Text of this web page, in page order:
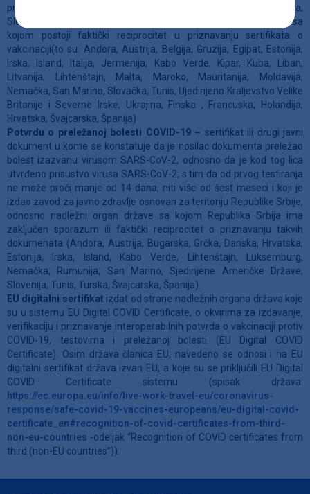
priznavanju vakcinacije (to su: Grčka, Mađarska, Rumunija,
Slovenija*, Turska, Ujedinjeni Arapski Emirati, Češka, Indija) ili sa
kojom postoji faktički reciprocitet u priznavanju sertifikata o
vakcinaciji(to su: Andora, Austrija, Belgija, Gruzija, Egipat, Estonija,
Irska, Island, Italija, Jermenija, Kabo Verde, Kipar, Kuba, Liban,
Litvanija, Lihtenštajn, Malta, Maroko, Mauritanija, Moldavija,
Nemačka, San Marino, Slovačka, Tunis, Ujedinjeno Kraljevstvo Velike
Britanije i Severne Irske, Ukrajina, Finska , Francuska, Holandija,
Hrvatska, Švajcarska, Španija)
Potvrdu o preležanoj bolesti COVID-19 – sertifikat ili drugi javni
dokument u kome se konstatuje da je nosilac dokumenta preležao
bolest izazvanu virusom SARS-CoV-2, odnosno da je kod tog lica
utvrđeno prisustvo virusa SARS-CoV-2, s tim da od prvog testiranja
ne može proći manje od 14 dana, niti više od šest meseci i koji je
izdao zavod za javno zdravlje osnovan za teritoriju Republike Srbije,
odnosno nadležni organ države sa kojom Republika Srbija ima
zaključen sporazum ili faktički reciprocitet o priznavanju takvih
dokumenata (Andora, Austrija, Bugarska, Grčka, Danska, Hrvatska,
Estonija, Irska, Island, Kabo Verde, Lihtenštajn, Luksemburg,
Nemačka, Rumunija, San Marino, Sjedinjene Američke Države,
Slovenija, Tunis, Turska, Švajcarska, Španija).
EU digitalni sertifikat izdat od strane nadležnih organa država koje
su u sistemu EU Digital COVID Certificate, o okvirima za izdavanje,
verifikaciju i priznavanje interoperabilnih potvrda o vakcinaciji protiv
COVID-19, testovima i preležanoj bolesti (EU Digital COVID
Certificate). Osim država članica EU, navedeno se odnosi i na EU
digitalni sertifikat država izvan EU, a koje su se priključili EU Digital
COVID Certificate sistemu (spisak država:
https://ec.europa.eu/info/live-work-travel-eu/coronavirus-
response/safe-covid-19-vaccines-europeans/eu-digital-covid-
certificate_en#recognition-of-covid-certificates-from-third-
non-eu-countries -odeljak “Recognition of COVID certificates from
third (non-EU countries”)).